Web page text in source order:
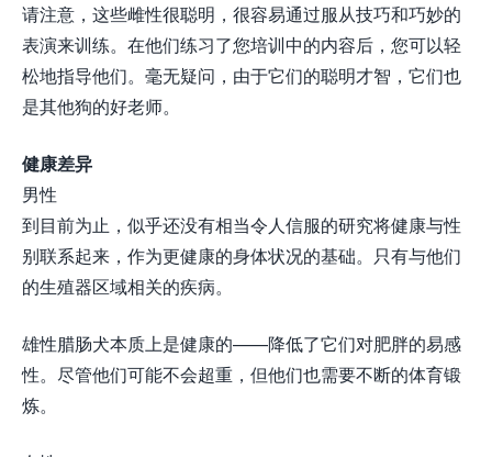
请注意，这些雌性很聪明，很容易通过服从技巧和巧妙的
表演来训练。在他们练习了您培训中的内容后，您可以轻
松地指导他们。毫无疑问，由于它们的聪明才智，它们也
是其他狗的好老师。
健康差异
男性
到目前为止，似乎还没有相当令人信服的研究将健康与性
别联系起来，作为更健康的身体状况的基础。只有与他们
的生殖器区域相关的疾病。
雄性腊肠犬本质上是健康的——降低了它们对肥胖的易感
性。尽管他们可能不会超重，但他们也需要不断的体育锻
炼。